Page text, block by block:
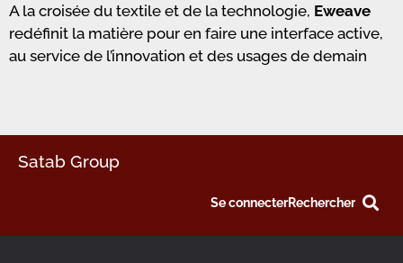
A la croisée du textile et de la technologie, Eweave
redéfinit la matière pour en faire une interface active,
au service de l’innovation et des usages de demain
Satab Group
Se connecterRechercher